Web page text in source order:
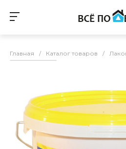
Главная / Каталог товаров /